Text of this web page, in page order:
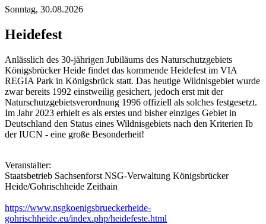
Sonntag, 30.08.2026
Heidefest
Anlässlich des 30-jährigen Jubiläums des Naturschutzgebiets
Königsbrücker Heide findet das kommende Heidefest im VIA
REGIA Park in Königsbrück statt. Das heutige Wildnisgebiet wurde
zwar bereits 1992 einstweilig gesichert, jedoch erst mit der
Naturschutzgebietsverordnung 1996 offiziell als solches festgesetzt.
Im Jahr 2023 erhielt es als erstes und bisher einziges Gebiet in
Deutschland den Status eines Wildnisgebiets nach den Kriterien Ib
der IUCN - eine große Besonderheit!
Veranstalter:
Staatsbetrieb Sachsenforst NSG-Verwaltung Königsbrücker
Heide/Gohrischheide Zeithain
https://www.nsgkoenigsbrueckerheide-
gohrischheide.eu/index.php/heidefeste.html